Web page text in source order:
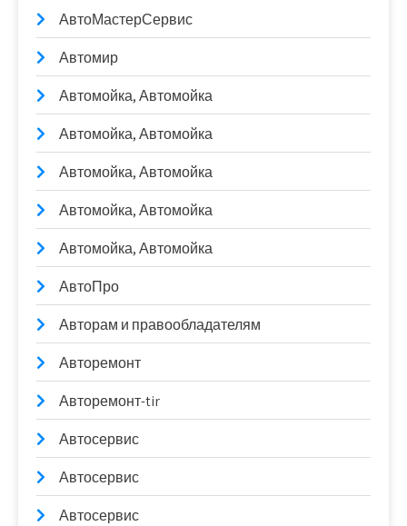
АвтоМастерСервис
Автомир
Автомойка, Автомойка
Автомойка, Автомойка
Автомойка, Автомойка
Автомойка, Автомойка
Автомойка, Автомойка
АвтоПро
Авторам и правообладателям
Авторемонт
Авторемонт-tir
Автосервис
Автосервис
Автосервис